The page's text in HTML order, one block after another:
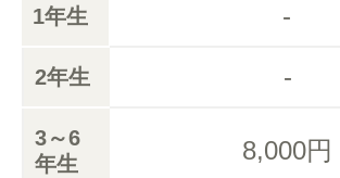
1年生 -
2年生 -
3～6
年生
8,000円